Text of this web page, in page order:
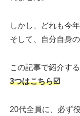
しかし、どれも今
そして、自分自身
この記事で紹介する
3つはこちら☑️
20代全員に、必ず